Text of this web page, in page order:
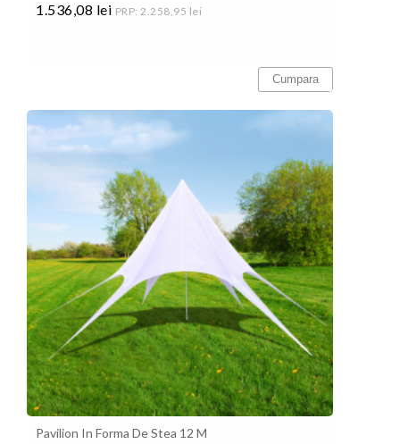
1.536,08 lei PRP: 2.258,95 lei
Cumpara
Pavilion In Forma De Stea 12 M